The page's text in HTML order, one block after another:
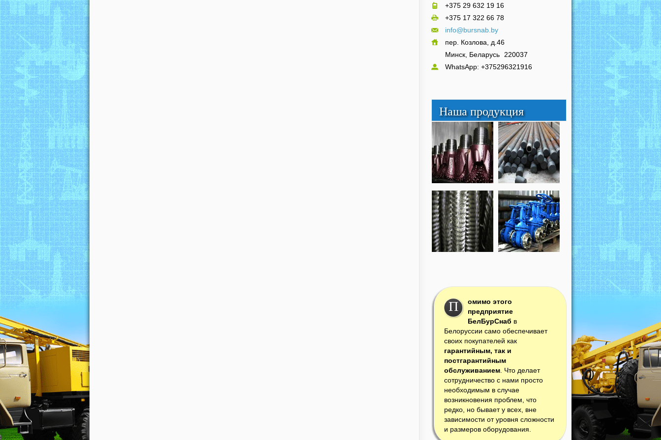
+375 29 632 19 16
+375 17 322 66 78
info@bursnab.by
пер. Козлова, д.46
Минск, Беларусь 220037
WhatsApp: +375296321916
Наша продукция
П
омимо этого
предприятие
БелБурСнаб в
Белоруссии само обеспечивает
своих покупателей как
гарантийным, так и
постгарантийным
обслуживанием. Что делает
сотрудничество с нами просто
необходимым в случае
возникновения проблем, что
редко, но бывает у всех, вне
зависимости от уровня сложности
и размеров оборудования.